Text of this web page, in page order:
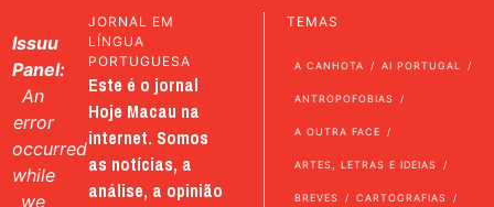
Issuu
Panel:
An
error
occurred
while
we
JORNAL EM
LÍNGUA
PORTUGUESA
Este é o jornal
Hoje Macau na
internet. Somos
as notícias, a
análise, a opinião
TEMAS
A CANHOTA AI PORTUGAL
ANTROPOFOBIAS
A OUTRA FACE
ARTES, LETRAS E IDEIAS
BREVES CARTOGRAFIAS